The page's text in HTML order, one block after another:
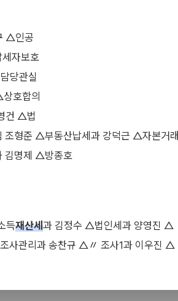
△인공
자보호
당관실
호합의
건 △법
형준 △부동산납세과 강덕근 △자본거래
김명제 △방종호
득재산세과 김정수 △법인세과 양영진 △
사관리과 송찬규 △〃 조사1과 이우진 △